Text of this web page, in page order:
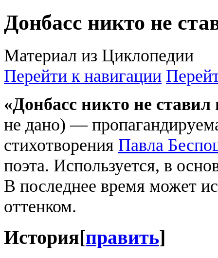
Донбасс никто не
Материал из Циклопедии
Перейти к навигации
«Донбасс никто не ставил
не дано) —
стихотворения Павла
поэта. Используется, в
В последнее время может
оттенком.
История[править]